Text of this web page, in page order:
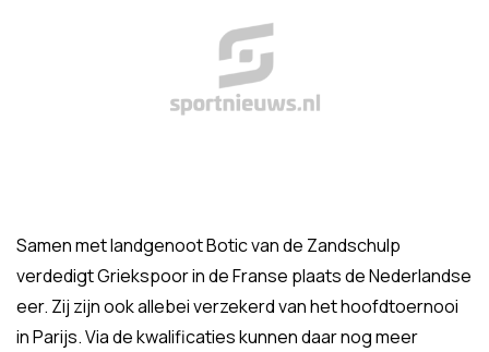
Samen met landgenoot Botic van de Zandschulp
verdedigt Griekspoor in de Franse plaats de Nederlandse
eer. Zij zijn ook allebei verzekerd van het hoofdtoernooi
in Parijs. Via de kwalificaties kunnen daar nog meer